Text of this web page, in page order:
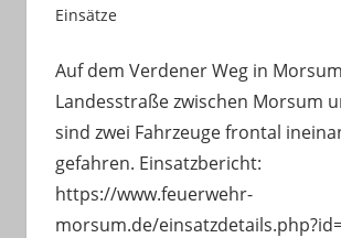
Einsätze
Auf dem Verdener Weg in
Landesstraße zwischen Morsum
sind zwei Fahrzeuge frontal
gefahren. Einsatzbericht:
https://www.feuerwehr-
morsum.de/